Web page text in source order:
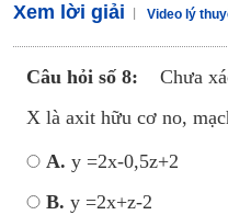
Xem lời giải Video lý
Câu hỏi số 8:
Chưa
X là axit hữu cơ no,
A. y =2x-0,5z+2
B. y =2x+z-2